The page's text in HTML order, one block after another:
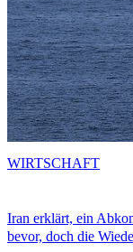
Iran erklärt, ein
bevor, doch die
WIRTSCHAFT